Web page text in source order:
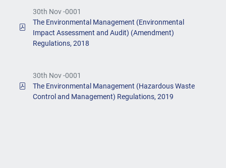
30th Nov -0001
The Environmental Management (Environmental
Impact Assessment and Audit) (Amendment)
Regulations, 2018
30th Nov -0001
The Environmental Management (Hazardous Waste
Control and Management) Regulations, 2019